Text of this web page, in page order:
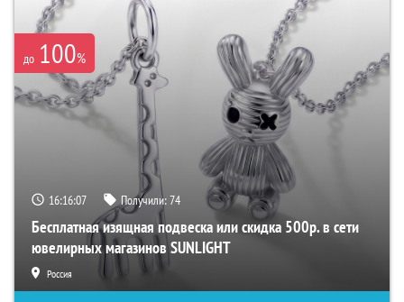
до 100%
16:16:06 Получили:74
Бесплатная изящная подвеска или скидка 500р. в сети
ювелирных магазинов SUNLIGHT
Россия